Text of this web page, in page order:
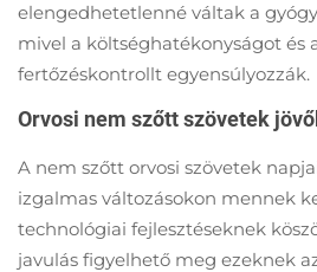
elengedhetetlenné váltak a
mivel a költséghatékonyságot és
fertőzéskontrollt egyensúlyozzák.
Orvosi nem szőtt szövetek
A nem szőtt orvosi szövetek
izgalmas változásokon mennek
technológiai fejlesztéseknek
javulás figyelhető meg ezeknek